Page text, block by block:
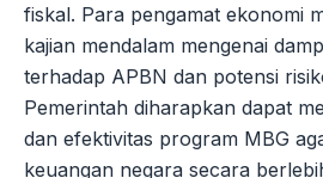
fiskal. Para pengamat ekonomi
kajian mendalam mengenai
terhadap APBN dan potensi
Pemerintah diharapkan dapat
dan efektivitas program MBG
keuangan negara secara